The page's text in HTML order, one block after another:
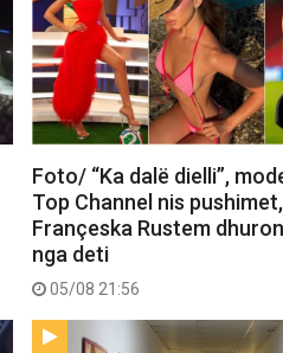
Foto/ “Ka dalë dielli”,
Top Channel nis pushimet,
Françeska Rustem dhuron
nga deti
05/08 21:56